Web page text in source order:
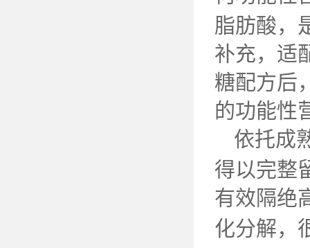
脂肪酸，
补充，适
糖配方后
的功能性
依托成
得以完整
有效隔绝
化分解，